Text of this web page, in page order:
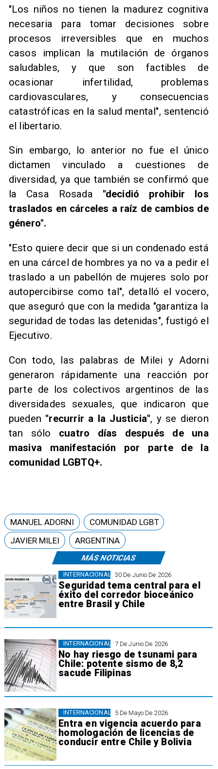
"Los niños no tienen la madurez cognitiva
necesaria para tomar decisiones sobre
procesos irreversibles que en muchos
casos implican la mutilación de órganos
saludables, y que son factibles de
ocasionar infertilidad, problemas
cardiovasculares, y consecuencias
catastróficas en la salud mental", sentenció
el libertario.
Sin embargo, lo anterior no fue el único
dictamen vinculado a cuestiones de
diversidad, ya que también se confirmó que
la Casa Rosada "decidió prohibir los
traslados en cárceles a raíz de cambios de
género".
"Esto quiere decir que si un condenado está
en una cárcel de hombres ya no va a pedir el
traslado a un pabellón de mujeres solo por
autopercibirse como tal", detalló el vocero,
que aseguró que con la medida "garantiza la
seguridad de todas las detenidas", fustigó el
Ejecutivo.
Con todo, las palabras de Milei y Adorni
generaron rápidamente una reacción por
parte de los colectivos argentinos de las
diversidades sexuales, que indicaron que
pueden "recurrir a la Justicia", y se dieron
tan sólo cuatro días después de una
masiva manifestación por parte de la
comunidad LGBTQ+.
MÁS NOTICIAS
30 De Junio De 2026
Seguridad tema central para el
éxito del corredor bioceánico
entre Brasil y Chile
INTERNACIONAL
7 De Junio De 2026
No hay riesgo de tsunami para
Chile: potente sismo de 8,2
sacude Filipinas
INTERNACIONAL
5 De Mayo De 2026
Entra en vigencia acuerdo para
homologación de licencias de
conducir entre Chile y Bolivia
INTERNACIONAL
MANUEL ADORNI
COMUNIDAD LGBT
JAVIER MILEI
ARGENTINA